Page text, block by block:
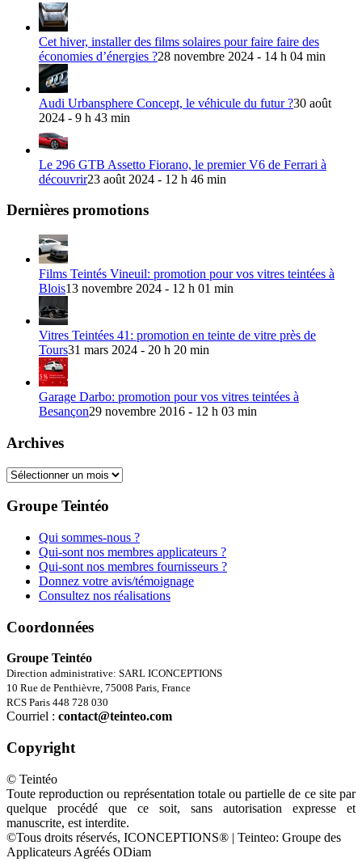
Cet hiver, installer des films solaires pour faire faire des
économies d’énergies ?28 novembre 2024 - 14 h 04 min
Audi Urbansphere Concept, le véhicule du futur ?30 août
2024 - 9 h 43 min
Le 296 GTB Assetto Fiorano, le premier V6 de Ferrari à
découvrir23 août 2024 - 12 h 46 min
Dernières promotions
Films Teintés Vineuil: promotion pour vos vitres teintées à
Blois13 novembre 2024 - 12 h 01 min
Vitres Teintées 41: promotion en teinte de vitre près de
Tours31 mars 2024 - 20 h 20 min
Garage Darbo: promotion pour vos vitres teintées à
Besançon29 novembre 2016 - 12 h 03 min
Archives
Archives
Groupe Teintéo
Qui sommes-nous ?
Qui-sont nos membres applicateurs ?
Qui-sont nos membres fournisseurs ?
Donnez votre avis/témoignage
Consultez nos réalisations
Coordonnées
Groupe Teintéo
Direction administrative: SARL ICONCEPTIONS
10 Rue de Penthièvre, 75008 Paris, France
RCS Paris 448 728 030
Courriel : contact@teinteo.com
Copyright
© Teintéo
Toute reproduction ou représentation totale ou partielle de ce site par
quelque procédé que ce soit, sans autorisation expresse et
manuscrite, est interdite.
©Tous droits réservés, ICONCEPTIONS® | Teinteo: Groupe des
Applicateurs Agréés ODiam